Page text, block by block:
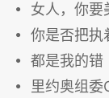
女人，你要
你是否把执
都是我的错
里约奥组委